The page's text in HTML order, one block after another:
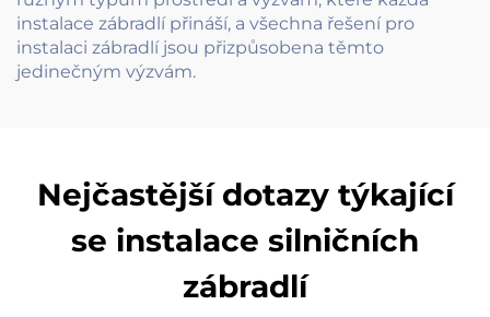
instalace zábradlí přináší, a všechna řešení pro
instalaci zábradlí jsou přizpůsobena těmto
jedinečným výzvám.
Nejčastější dotazy týkající
se instalace silničních
zábradlí